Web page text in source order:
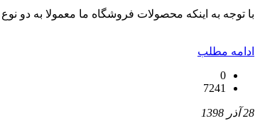
با توجه به اینکه محصولات فروشگاه ما معمولا به دو
ادامه مطلب
0
7241
28 آذر 1398